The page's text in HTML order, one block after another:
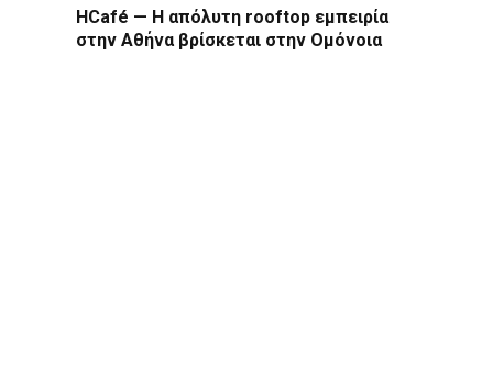
HCafé — Η απόλυτη rooftop εμπειρία
στην Αθήνα βρίσκεται στην Ομόνοια